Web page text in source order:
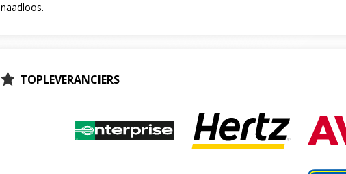
naadloos.
TOPLEVERANCIERS